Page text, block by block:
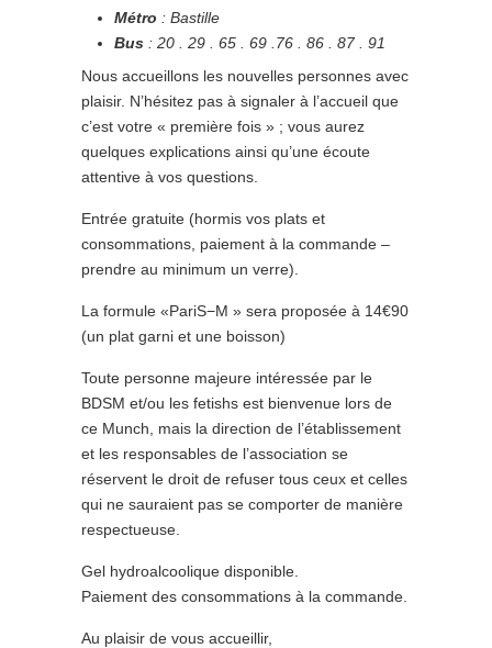
Métro : Bastille
Bus : 20 . 29 . 65 . 69 .76 . 86 . 87 . 91
Nous accueillons les nouvelles personnes avec
plaisir. N’hésitez pas à signaler à l’accueil que
c’est votre « première fois » ; vous aurez
quelques explications ainsi qu’une écoute
attentive à vos questions.
Entrée gratuite (hormis vos plats et
consommations, paiement à la commande –
prendre au minimum un verre).
La formule «PariS−M » sera proposée à 14€90
(un plat garni et une boisson)
Toute personne majeure intéressée par le
BDSM et/ou les fetishs est bienvenue lors de
ce Munch, mais la direction de l’établissement
et les responsables de l’association se
réservent le droit de refuser tous ceux et celles
qui ne sauraient pas se comporter de manière
respectueuse.
Gel hydroalcoolique disponible.
Paiement des consommations à la commande.
Au plaisir de vous accueillir,